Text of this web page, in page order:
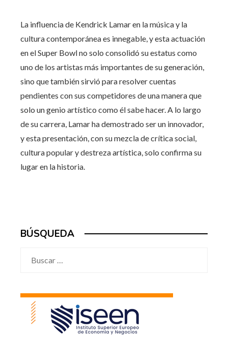
La influencia de Kendrick Lamar en la música y la
cultura contemporánea es innegable, y esta actuación
en el Super Bowl no solo consolidó su estatus como
uno de los artistas más importantes de su generación,
sino que también sirvió para resolver cuentas
pendientes con sus competidores de una manera que
solo un genio artístico como él sabe hacer. A lo largo
de su carrera, Lamar ha demostrado ser un innovador,
y esta presentación, con su mezcla de crítica social,
cultura popular y destreza artística, solo confirma su
lugar en la historia.
BÚSQUEDA